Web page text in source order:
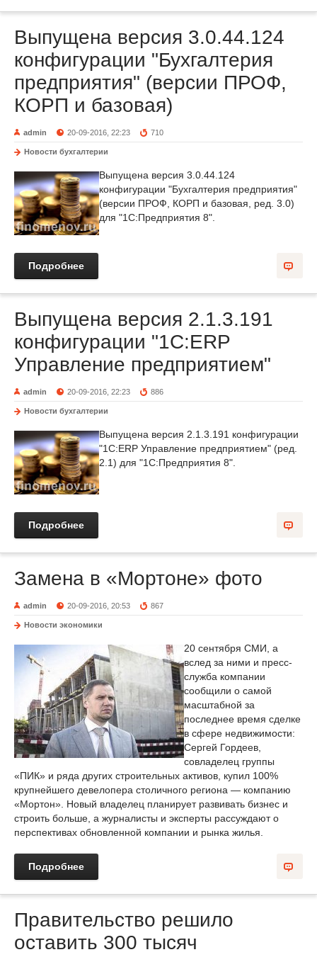
Выпущена версия 3.0.44.124
конфигурации "Бухгалтерия
предприятия" (версии ПРОФ,
КОРП и базовая)
admin 20-09-2016, 22:23 710
Новости бухгалтерии
Выпущена версия 3.0.44.124
конфигурации "Бухгалтерия предприятия"
(версии ПРОФ, КОРП и базовая, ред. 3.0)
для "1С:Предприятия 8".
Подробнее
Выпущена версия 2.1.3.191
конфигурации "1С:ERP
Управление предприятием"
admin 20-09-2016, 22:23 886
Новости бухгалтерии
Выпущена версия 2.1.3.191 конфигурации
"1С:ERP Управление предприятием" (ред.
2.1) для "1С:Предприятия 8".
Подробнее
Замена в «Мортоне» фото
admin 20-09-2016, 20:53 867
Новости экономики
20 сентября СМИ, а
вслед за ними и пресс-
служба компании
сообщили о самой
масштабной за
последнее время сделке
в сфере недвижимости:
Сергей Гордеев,
совладелец группы
«ПИК» и ряда других строительных активов, купил 100%
крупнейшего девелопера столичного региона — компанию
«Мортон». Новый владелец планирует развивать бизнес и
строить больше, а журналисты и эксперты рассуждают о
перспективах обновленной компании и рынка жилья.
Подробнее
Правительство решило
оставить 300 тысяч